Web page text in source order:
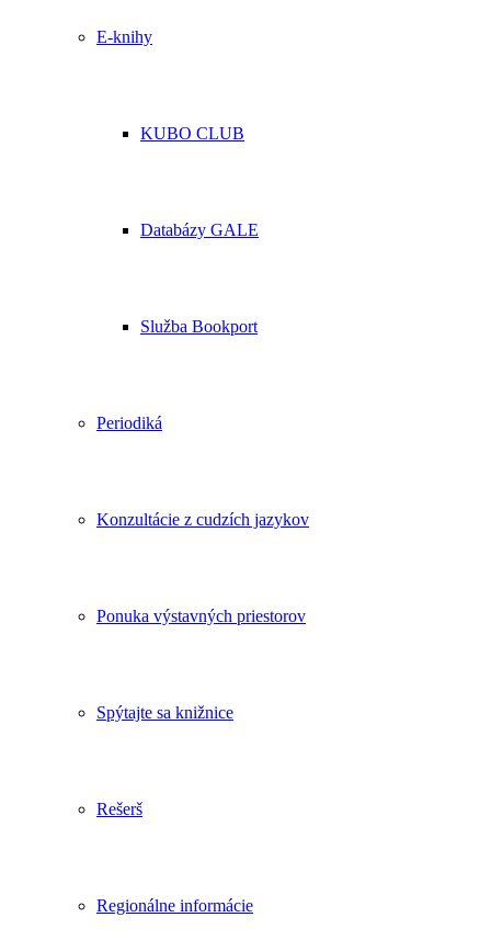
E-knihy
KUBO CLUB
Databázy GALE
Služba Bookport
Periodiká
Konzultácie z cudzích jazykov
Ponuka výstavných priestorov
Spýtajte sa knižnice
Rešerš
Regionálne informácie